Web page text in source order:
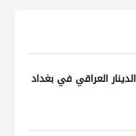
العراقي في بغداد